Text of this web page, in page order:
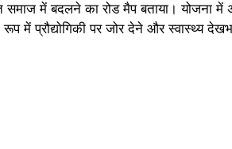
में बदलने का रोड मैप बताया। योजना में
में प्रौद्योगिकी पर जोर देने और स्वास्थ्य